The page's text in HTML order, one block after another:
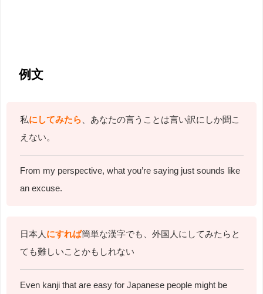
例文
私にしてみたら 、あなたの言うことは言い訳にしか聞こ
えない。
From my perspective, what you’re saying just sounds like
an excuse.
日本人 にすれば簡単な漢字でも、外国人にしてみたらと
ても難しいことかもしれない
Even kanji that are easy for Japanese people might be